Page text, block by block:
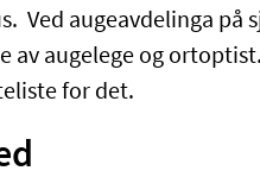
Ved augeavdelinga på
av augelege og
for det.